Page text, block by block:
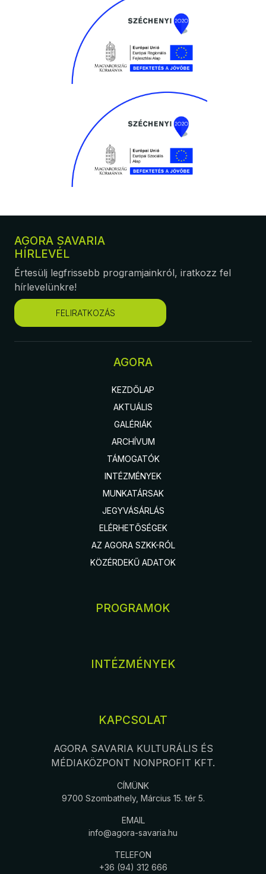
AGORA SAVARIA
HÍRLEVÉL
Értesülj legfrissebb programjainkról, iratkozz fel
hírlevelünkre!
FELIRATKOZÁS
AGORA
KEZDŐLAP
AKTUÁLIS
GALÉRIÁK
ARCHÍVUM
TÁMOGATÓK
INTÉZMÉNYEK
MUNKATÁRSAK
JEGYVÁSÁRLÁS
ELÉRHETŐSÉGEK
AZ AGORA SZKK-RÓL
KÖZÉRDEKŰ ADATOK
PROGRAMOK
INTÉZMÉNYEK
KAPCSOLAT
AGORA SAVARIA KULTURÁLIS ÉS
MÉDIAKÖZPONT NONPROFIT KFT.
CÍMÜNK
9700 Szombathely, Március 15. tér 5.
EMAIL
info@agora-savaria.hu
TELEFON
+36 (94) 312 666